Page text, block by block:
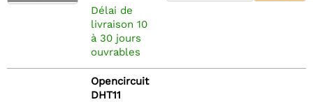
Délai de
livraison 10
à 30 jours
ouvrables
Opencircuit
DHT11